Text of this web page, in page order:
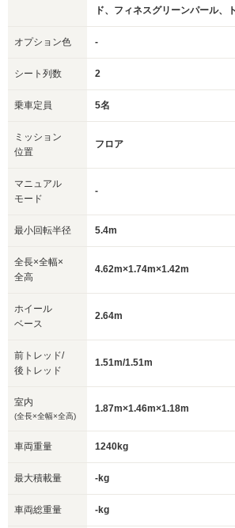
ド、フィネスグリーンパール、
オプション色 -
シート列数 2
乗車定員 5名
ミッション
位置
フロア
マニュアル
モード
-
最小回転半径 5.4m
全長×全幅×
全高
4.62m×1.74m×1.42m
ホイール
ベース
2.64m
前トレッド/
後トレッド
1.51m/1.51m
室内
(全長×全幅×全高)
1.87m×1.46m×1.18m
車両重量 1240kg
最大積載量 -kg
車両総重量 -kg